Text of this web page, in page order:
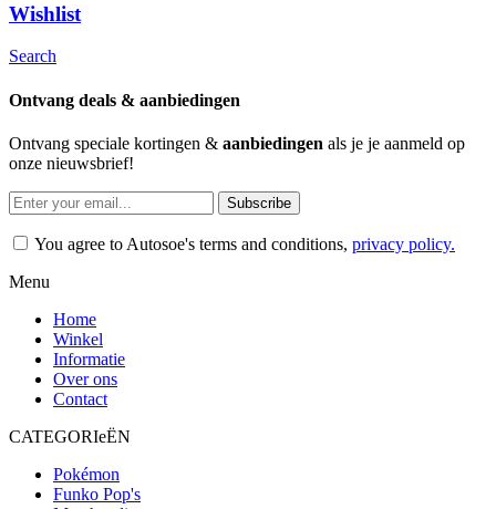
Wishlist
Search
Ontvang deals & aanbiedingen
Ontvang speciale kortingen & aanbiedingen als je je aanmeld op
onze nieuwsbrief!
Subscribe
You agree to Autosoe's terms and conditions, privacy policy.
Menu
Home
Winkel
Informatie
Over ons
Contact
CATEGORIeËN
Pokémon
Funko Pop's